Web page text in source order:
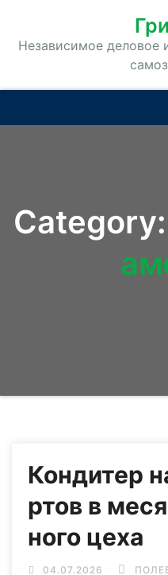
Независимое деловое
Category:
Кондитер
ртов в
ного цеха
04.07.2026